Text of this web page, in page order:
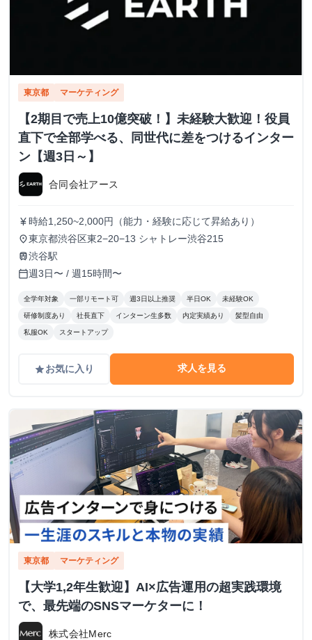
東京都 マーケティング
【2期目で売上10億突破！】未経験大歓迎！役員
直下で全部学べる、同世代に差をつけるインター
ン【週3日～】
合同会社アース
currency_yen 時給1,250~2,000円（能力・経験に応じて昇給あり）
place東京都渋谷区東2−20−13 シャトレー渋谷215
train渋谷駅
calendar_today週3日〜 / 週15時間〜
全学年対象 一部リモート可 週3日以上推奨 半日OK 未経験OK
研修制度あり 社長直下 インターン生多数 内定実績あり 髪型自由
私服OK スタートアップ
gradeお気に入り 求人を見る
東京都 マーケティング
【大学1,2年生歓迎】AI×広告運用の超実践環境
で、最先端のSNSマーケターに！
株式会社Merc